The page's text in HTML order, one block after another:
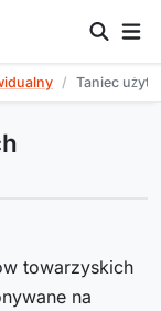
Taniec
towarzyskich
na